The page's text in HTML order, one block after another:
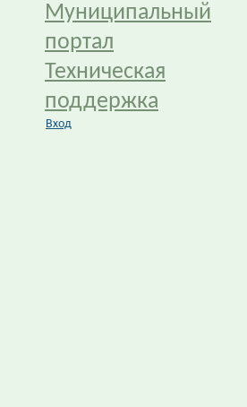
Муниципальный
портал
Техническая
поддержка
Вход